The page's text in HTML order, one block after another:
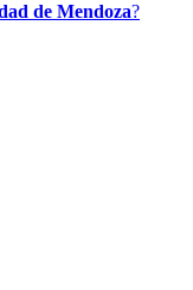
de Mendoza?